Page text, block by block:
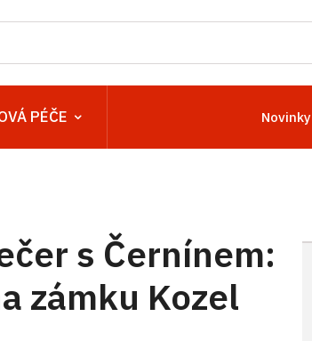
PÉČE Novinky
s Černínem:
zámku Kozel